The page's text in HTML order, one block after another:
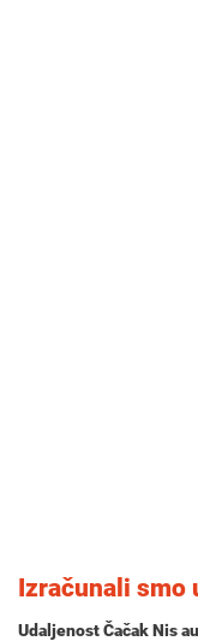
Izračunali smo
Udaljenost Čačak Nis